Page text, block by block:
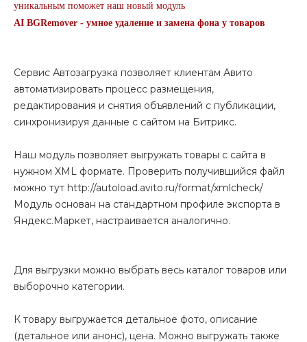
уникальным поможет наш новый модуль
AI BGRemover - умное удаление и замена фона у товаров
Сервис Автозагрузка позволяет клиентам Авито
автоматизировать процесс размещения,
редактирования и снятия объявлений с публикации,
синхронизируя данные с сайтом на Битрикс.
Наш модуль позволяет выгружать товары с сайта в
нужном XML формате. Проверить получившийся файл
можно тут http://autoload.avito.ru/format/xmlcheck/
Модуль основан на стандартном профиле экспорта в
Яндекс.Маркет, настраивается аналогично.
Для выгрузки можно выбрать весь каталог товаров или
выборочно категории.
К товару выгружается детальное фото, описание
(детальное или анонс), цена. Можно выгружать также